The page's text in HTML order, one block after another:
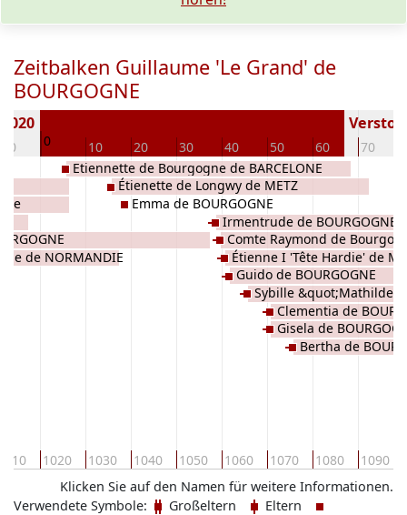
Zeitbalken Guillaume 'Le Grand' de
BOURGOGNE
0 10 20 30 40 50 60 70
1020 1030 1040 1050 1060 1070 1080 1090
de
de NORMANDIE
Etiennette de Bourgogne de BARCELONE
Étienette de Longwy de METZ
Emma de BOURGOGNE
Irmentrude de BOURGOGNE
Comte Raymond de
BOURGOGNE
Étienne I 'Tête Hardie' de
BOURGOGNE
Guido de BOURGOGNE
Sybille
BOURGOGNE
Clementia de
Gisela de
Bertha de
Klicken Sie auf den Namen für weitere Informationen.
Verwendete Symbole:
Großeltern
Eltern